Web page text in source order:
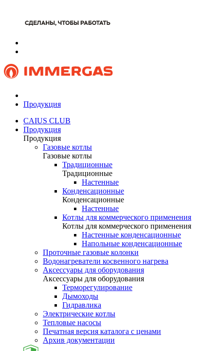
Продукция
CAIUS CLUB
Продукция
Продукция
Газовые котлы
Газовые котлы
Традиционные
Традиционные
Настенные
Конденсационные
Конденсационные
Настенные
Котлы для коммерческого применения
Котлы для коммерческого применения
Настенные конденсационные
Напольные конденсационные
Проточные газовые колонки
Водонагреватели косвенного нагрева
Аксессуары для оборудования
Аксессуары для оборудования
Терморегулирование
Дымоходы
Гидравлика
Электрические котлы
Тепловые насосы
Печатная версия каталога с ценами
Архив документации